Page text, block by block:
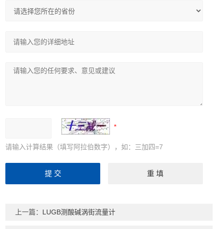
请输入计算结果（填写阿拉伯数字），如：三加四=7
上一篇： LUGB测酸碱涡街流量计